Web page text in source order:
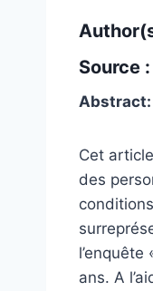
Source :
Abstract:
Cet
des
ans. A